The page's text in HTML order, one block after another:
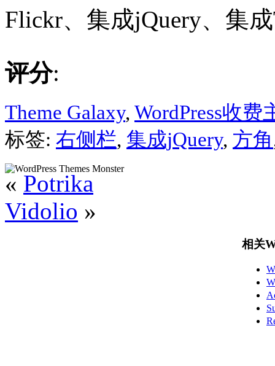
Flickr、集成jQuery、集
评分:
Theme Galaxy, WordPress收费
标签: 右侧栏, 集成jQuery, 方角
« Potrika
Vidolio »
相关